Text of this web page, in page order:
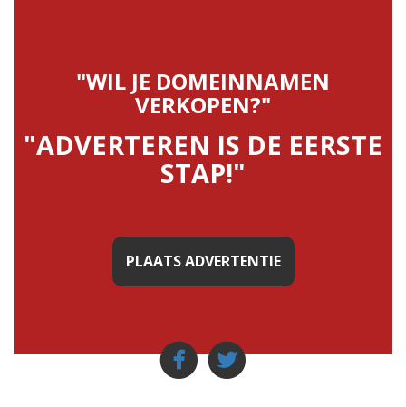
"WIL JE DOMEINNAMEN
VERKOPEN?"
"ADVERTEREN IS DE EERSTE
STAP!"
PLAATS ADVERTENTIE